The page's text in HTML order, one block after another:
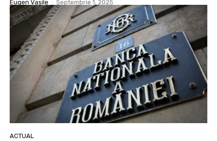
Eugen Vasile - Septembrie 1, 2025
ACTUAL